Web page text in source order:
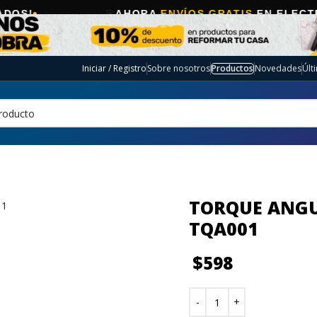
🎯AHORAENVÍOS GRATISEN ELECTRO
Iniciar / RegistroSobre nosotrosProductosNovedades
TORQUE
TQA001
$598